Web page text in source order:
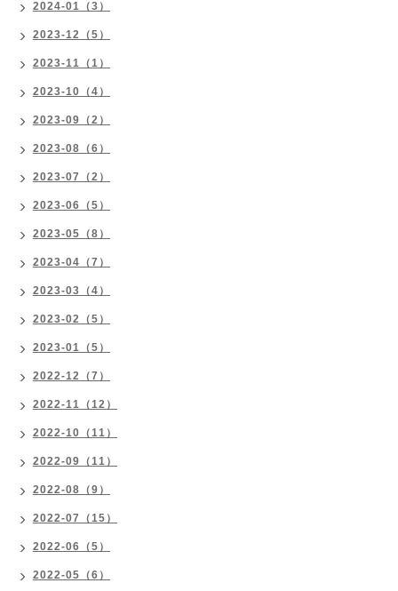
2024-01（3）
2023-12（5）
2023-11（1）
2023-10（4）
2023-09（2）
2023-08（6）
2023-07（2）
2023-06（5）
2023-05（8）
2023-04（7）
2023-03（4）
2023-02（5）
2023-01（5）
2022-12（7）
2022-11（12）
2022-10（11）
2022-09（11）
2022-08（9）
2022-07（15）
2022-06（5）
2022-05（6）